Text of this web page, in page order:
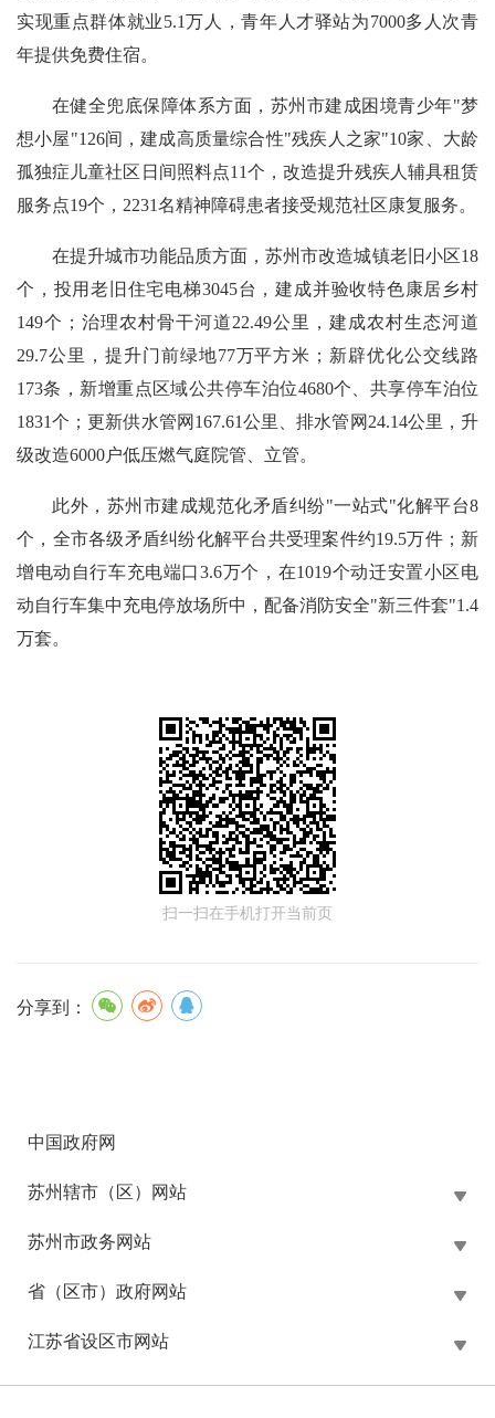
实现重点群体就业5.1万人，青年人才驿站为7000多人次青
年提供免费住宿。
在健全兜底保障体系方面，苏州市建成困境青少年"梦
想小屋"126间，建成高质量综合性"残疾人之家"10家、大龄
孤独症儿童社区日间照料点11个，改造提升残疾人辅具租赁
服务点19个，2231名精神障碍患者接受规范社区康复服务。
在提升城市功能品质方面，苏州市改造城镇老旧小区18
个，投用老旧住宅电梯3045台，建成并验收特色康居乡村
149个；治理农村骨干河道22.49公里，建成农村生态河道
29.7公里，提升门前绿地77万平方米；新辟优化公交线路
173条，新增重点区域公共停车泊位4680个、共享停车泊位
1831个；更新供水管网167.61公里、排水管网24.14公里，升
级改造6000户低压燃气庭院管、立管。
此外，苏州市建成规范化矛盾纠纷"一站式"化解平台8
个，全市各级矛盾纠纷化解平台共受理案件约19.5万件；新
增电动自行车充电端口3.6万个，在1019个动迁安置小区电
动自行车集中充电停放场所中，配备消防安全"新三件套"1.4
万套。
扫一扫在手机打开当前页
分享到：
中国政府网
苏州辖市（区）网站
苏州市政务网站
省（区市）政府网站
江苏省设区市网站